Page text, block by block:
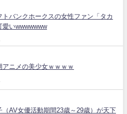
トバンクホークスの女性ファン「タカ
愛いwwwwwww
アニメの美少女ｗｗｗｗ
（AV女優活動期間23歳～29歳）が天下